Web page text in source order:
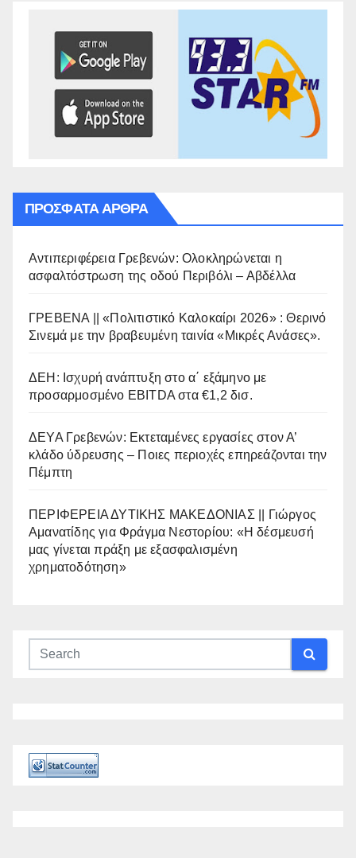
ΠΡΌΣΦΑΤΑ ΆΡΘΡΑ
Αντιπεριφέρεια Γρεβενών: Ολοκληρώνεται η
ασφαλτόστρωση της οδού Περιβόλι – Αβδέλλα
ΓΡΕΒΕΝΑ || «Πολιτιστικό Καλοκαίρι 2026» : Θερινό
Σινεμά με την βραβευμένη ταινία «Μικρές Ανάσες».
ΔΕΗ: Ισχυρή ανάπτυξη στο α΄ εξάμηνο με
προσαρμοσμένο EBITDA στα €1,2 δισ.
ΔΕΥΑ Γρεβενών: Εκτεταμένες εργασίες στον Α’
κλάδο ύδρευσης – Ποιες περιοχές επηρεάζονται την
Πέμπτη
ΠΕΡΙΦΕΡΕΙΑ ΔΥΤΙΚΗΣ ΜΑΚΕΔΟΝΙΑΣ || Γιώργος
Αμανατίδης για Φράγμα Νεστορίου: «Η δέσμευσή
μας γίνεται πράξη με εξασφαλισμένη
χρηματοδότηση»